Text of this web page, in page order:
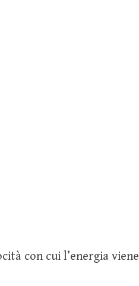
con cui l’energia viene